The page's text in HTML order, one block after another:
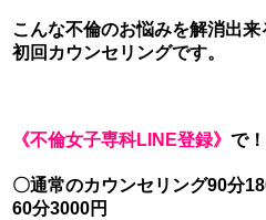
こんな不倫のお悩みを解消出来
初回カウンセリングです。
《不倫女子専科LINE登録》で！
〇通常のカウンセリング90分
60分3000円